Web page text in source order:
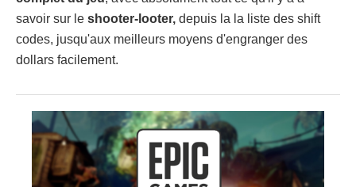
savoir sur le shooter-looter, depuis la la liste des shift
codes, jusqu'aux meilleurs moyens d'engranger des
dollars facilement.